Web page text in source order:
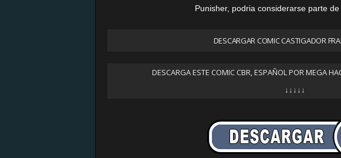
Punisher, podria considerarse parte
DESCARGAR COMIC CASTIGADOR
DESCARGA ESTE COMIC CBR, ESPAÑOL POR MEGA
↓↓↓↓↓